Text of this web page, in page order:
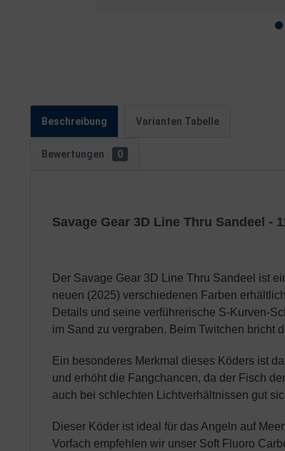
Beschreibung Varianten Tabelle
Bewertungen 0
Savage Gear 3D Line Thru Sandeel -
Der Savage Gear 3D Line Thru Sandeel ist
neuen (2025) verschiedenen Farben
Details und seine verführerische S-Kurven-
im Sand zu vergraben. Beim Twitchen bricht
Ein besonderes Merkmal dieses Köders ist
und erhöht die Fangchancen, da der Fisch
auch bei schlechten Lichtverhältnissen gut
Dieser Köder ist ideal für das Angeln auf
Vorfach empfehlen wir unser Soft Fluoro